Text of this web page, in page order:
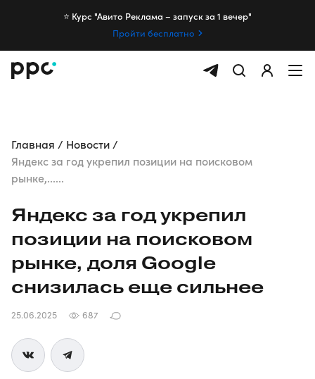
⭐️ Курс "Авито Реклама – запуск за 1 вечер"
Пройти бесплатно
Главная
Новости
Яндекс за год укрепил позиции на поисковом
рынке,......
Яндекс за год укрепил
позиции на поисковом
рынке, доля Google
снизилась еще сильнее
25.06.2025 687